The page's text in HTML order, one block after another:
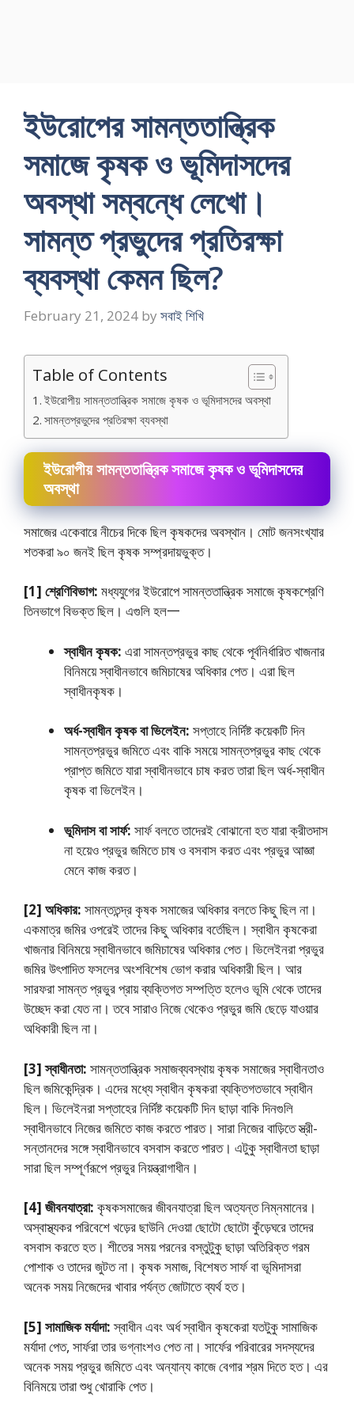
ইউরােপের সামন্ততান্ত্রিক
সমাজে কৃষক ও ভূমিদাসদের
অবস্থা সম্বন্ধে লেখাে।
সামন্ত প্রভুদের প্রতিরক্ষা
ব্যবস্থা কেমন ছিল?
February 21, 2024 by সবাই শিখি
Table of Contents
ইউরােপীয় সামন্ততান্ত্রিক সমাজে কৃষক ও ভূমিদাসদের অবস্থা
সামন্তপ্রভুদের প্রতিরক্ষা ব্যবস্থা
ইউরােপীয় সামন্ততান্ত্রিক সমাজে কৃষক ও ভূমিদাসদের
অবস্থা
সমাজের একেবারে নীচের দিকে ছিল কৃষকদের অবস্থান। মােট জনসংখ্যার
শতকরা ৯০ জনই ছিল কৃষক সম্প্রদায়ভুক্ত।
[1] শ্রেণিবিভাগ: মধ্যযুগের ইউরােপে সামন্ততান্ত্রিক সমাজে কৃষকশ্রেণি
তিনভাগে বিভক্ত ছিল। এগুলি হল一
স্বাধীন কৃষক: এরা সামন্তপ্রভুর কাছ থেকে পূর্বনির্ধারিত খাজনার
বিনিময়ে স্বাধীনভাবে জমিচাষের অধিকার পেত। এরা ছিল
স্বাধীনকৃষক।
অর্ধ-স্বাধীন কৃষক বা ভিলেইন: সপ্তাহে নির্দিষ্ট কয়েকটি দিন
সামন্তপ্রভুর জমিতে এবং বাকি সময়ে সামন্তপ্রভুর কাছ থেকে
প্রাপ্ত জমিতে যারা স্বাধীনভাবে চাষ করত তারা ছিল অর্ধ-স্বাধীন
কৃষক বা ভিলেইন।
ভূমিদাস বা সার্ফ: সার্ফ বলতে তাদেরই বােঝানাে হত যারা ক্রীতদাস
না হয়েও প্রভুর জমিতে চাষ ও বসবাস করত এবং প্রভুর আজ্ঞা
মেনে কাজ করত।
[2] অধিকার: সামন্ততন্দ্র কৃষক সমাজের অধিকার বলতে কিছু ছিল না।
একমাত্র জমির ওপরেই তাদের কিছু অধিকার বর্তেছিল। স্বাধীন কৃষকেরা
খাজনার বিনিময়ে স্বাধীনভাবে জমিচাষের অধিকার পেত। ভিলেইনরা প্রভুর
জমির উৎপাদিত ফসলের অংশবিশেষ ভােগ করার অধিকারী ছিল। আর
সারফরা সামন্ত প্রভুর প্রায় ব্যক্তিগত সম্পত্তি হলেও ভূমি থেকে তাদের
উচ্ছেদ করা যেত না। তবে সারাও নিজে থেকেও প্রভুর জমি ছেড়ে যাওয়ার
অধিকারী ছিল না।
[3] স্বাধীনতা: সামন্ততান্ত্রিক সমাজব্যবস্থায় কৃষক সমাজের স্বাধীনতাও
ছিল জমিকেন্দ্রিক। এদের মধ্যে স্বাধীন কৃষকরা ব্যক্তিগতভাবে স্বাধীন
ছিল। ভিলেইনরা সপ্তাহের নির্দিষ্ট কয়েকটি দিন ছাড়া বাকি দিনগুলি
স্বাধীনভাবে নিজের জমিতে কাজ করতে পারত। সারা নিজের বাড়িতে স্ত্রী-
সন্তানদের সঙ্গে স্বাধীনভাবে বসবাস করতে পারত। এটুকু স্বাধীনতা ছাড়া
সারা ছিল সম্পূর্ণরূপে প্রভুর নিয়ন্ত্রাগাধীন।
[4] জীবনযাত্রা: কৃষকসমাজের জীবনযাত্রা ছিল অত্যন্ত নিম্নমানের।
অস্বাস্থ্যকর পরিবেশে খড়ের ছাউনি দেওয়া ছােটো ছােটো কুঁড়েঘরে তাদের
বসবাস করতে হত। শীতের সময় পরনের বস্তুটুকু ছাড়া অতিরিক্ত গরম
পােশাক ও তাদের জুটত না। কৃষক সমাজ, বিশেষত সার্ফ বা ভূমিদাসরা
অনেক সময় নিজেদের খাবার পর্যন্ত জোটাতে ব্যর্থ হত।
[5] সামাজিক মর্যাদা:স্বাধীন এবং অর্ধ স্বাধীন কৃষকেরা যতটুকু সামাজিক
মর্যাদা পেত, সার্ফরা তার ভগ্নাংশও পেত না। সার্ফের পরিবারের সদস্যদের
অনেক সময় প্রভুর জমিতে এবং অন্যান্য কাজে বেগার শ্রম দিতে হত। এর
বিনিময়ে তারা শুধু খােরাকি পেত।